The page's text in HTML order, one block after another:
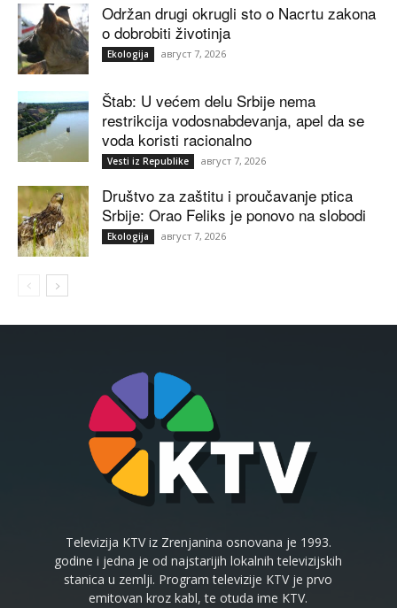
Održan drugi okrugli sto o Nacrtu zakona
o dobrobiti životinja
Ekologija август 7, 2026
Štab: U većem delu Srbije nema
restrikcija vodosnabdevanja, apel da se
voda koristi racionalno
Vesti iz Republike август 7, 2026
Društvo za zaštitu i proučavanje ptica
Srbije: Orao Feliks je ponovo na slobodi
Ekologija август 7, 2026
Televizija KTV iz Zrenjanina osnovana je 1993.
godine i jedna je od najstarijih lokalnih televizijskih
stanica u zemlji. Program televizije KTV je prvo
emitovan kroz kabl, te otuda ime KTV.